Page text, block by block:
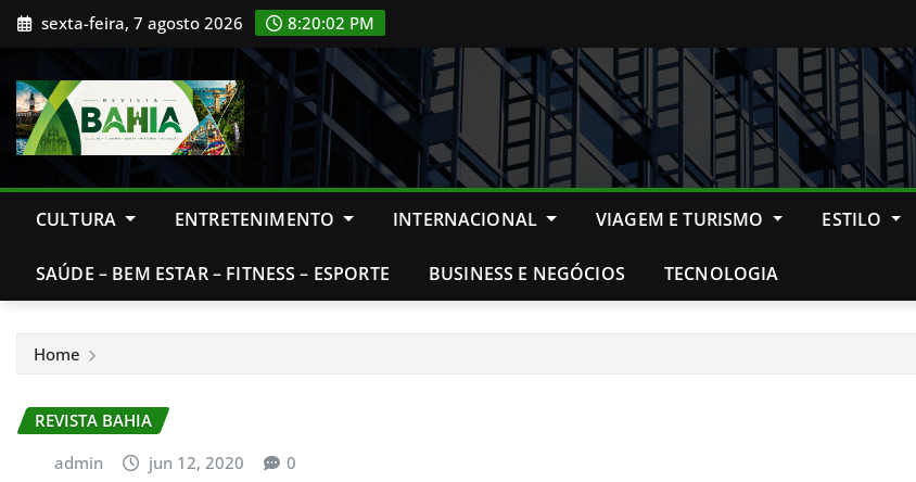
Skip sexta-feira, 7 agosto 2026 8:20:03 PM
CULTURA ENTRETENIMENTO INTERNACIONAL VIAGEM E TURISMO ESTILO
SAÚDE – BEM ESTAR – FITNESS – ESPORTE BUSINESS E NEGÓCIOS TECNOLOGIA
Home
REVISTA BAHIA
admin
jun 12, 2020 0